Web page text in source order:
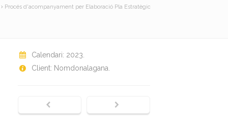
Procés d'acompanyament per Elaboració Pla Estratègic
Calendari: 2023.
Client: Nomdonalagana.